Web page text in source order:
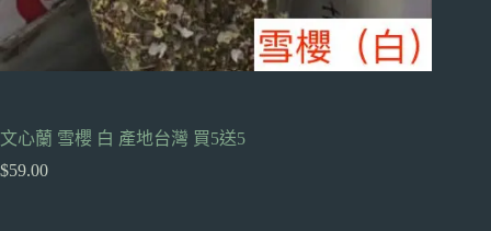
文心蘭 雪櫻 白 產地台灣 買5送5
$59.00